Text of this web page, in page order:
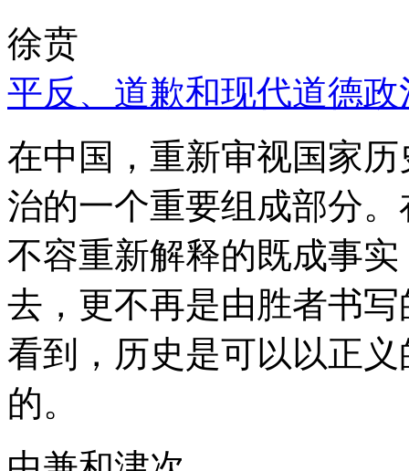
徐贲
平反、道歉和现代道德政
在中国，重新审视国家
治的一个重要组成部分
不容重新解释的既成事
去，更不再是由胜者书
看到，历史是可以以正
的。